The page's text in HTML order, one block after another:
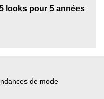
looks pour 5 années
de mode